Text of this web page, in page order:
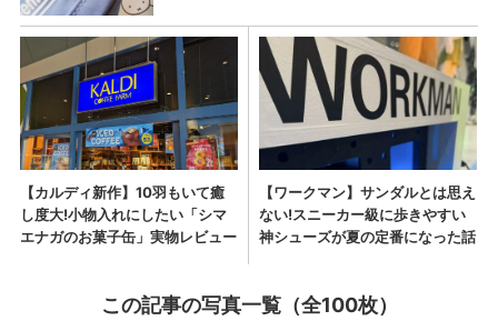
この記事の写真一覧（全100枚）